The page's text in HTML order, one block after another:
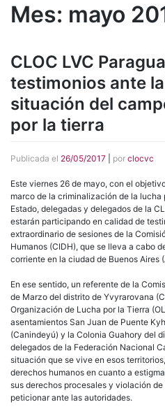
Mes: mayo
CLOC LVC
testimonios ante
situación del
por la tierra
Publicada el 26/05/2017 por clocvc
Este viernes 26 de mayo, con el
marco de la criminalización de la lucha
Estado, delegadas y delegados de la
estarán participando en calidad de
extraordinario de sesiones de la
Humanos (CIDH), que se lleva a cabo
corriente en la ciudad de Buenos Aires
En ese sentido, un referente de la
de Marzo del distrito de Yvyrarovana
Organización de Lucha por la Tierra
asentamientos San Juan de Puente
(Canindeyú) y la Colonia Guahory del
delegados de la Federación Nacional
situación que se vive en esos
derechos humanos en cuanto a
sus derechos procesales y violación
peticionar ante las autoridades.